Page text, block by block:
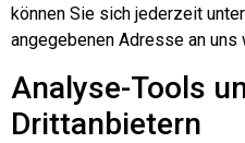
können Sie sich jederzeit
angegebenen Adresse an uns
Analyse-Tools
Dritt­anbietern